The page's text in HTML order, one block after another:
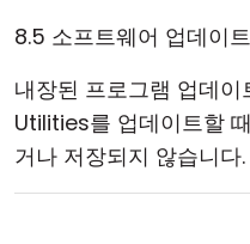
8.5 소프트웨어 업데이
내장된 프로그램 업데
Utilities를 업데이트할
거나 저장되지 않습니다.